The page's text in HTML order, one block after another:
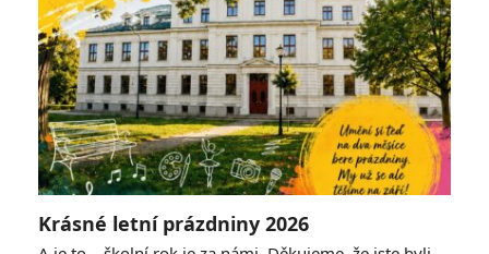
Krásné letní prázdniny 2026